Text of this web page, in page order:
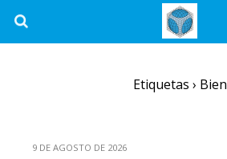
Etiquetas › Bien
9 DE AGOSTO DE 2026